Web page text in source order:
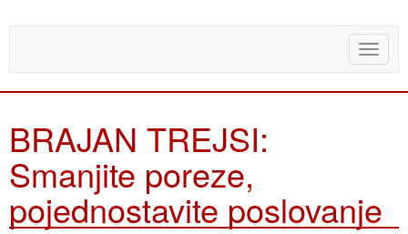
Toggle
BRAJAN TREJSI:
Smanjite poreze,
pojednostavite poslovanje